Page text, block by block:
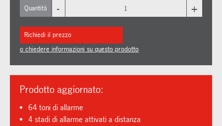
Quantità - +
Richiedi il prezzo
o chiedere informazioni su questo prodotto
Prodotto aggiornato:
64 toni di allarme
4 stadi di allarme attivati a distanza